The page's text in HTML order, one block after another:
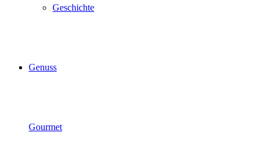
Geschichte
Genuss
Gourmet